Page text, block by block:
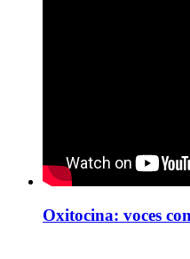
Oxitocina: voces